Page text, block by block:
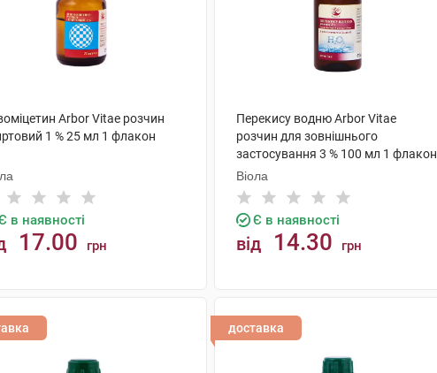
Arbor Vitae розчин
1 % 25 мл 1 флакон
в наявності
17.00 грн
Перекису водню Arbor Vitae
розчин для зовнішнього
застосування 3 % 100 мл 1 флакон
Віола
Є в наявності
від 14.30 грн
доставка